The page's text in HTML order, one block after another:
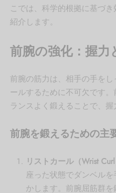
こでは、科学的根拠に基づ
紹介します。
前腕の強化：握力
前腕の筋力は、相手の手を
ールするために不可欠です
ランスよく鍛えることで、握
前腕を鍛えるための主
リストカール（Wrist Curl
座った状態でダンベル
かします。前腕屈筋群を